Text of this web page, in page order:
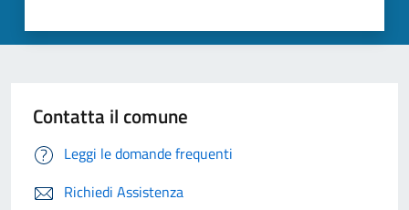
Contatta il comune
Leggi le domande frequenti
Richiedi Assistenza